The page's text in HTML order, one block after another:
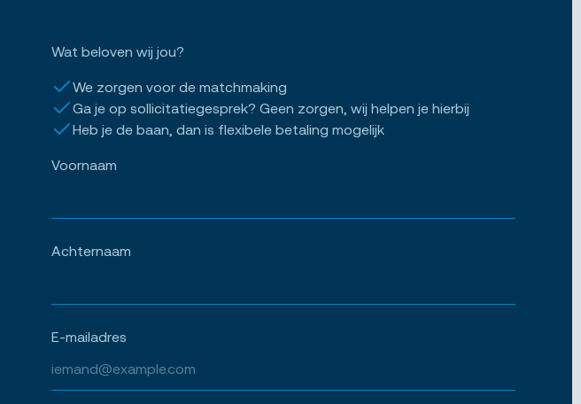
Wat beloven wij jou?
We zorgen voor de matchmaking
Ga je op sollicitatiegesprek? Geen zorgen, wij helpen je hierbij
Heb je de baan, dan is flexibele betaling mogelijk
Voornaam
Achternaam
E-mailadres